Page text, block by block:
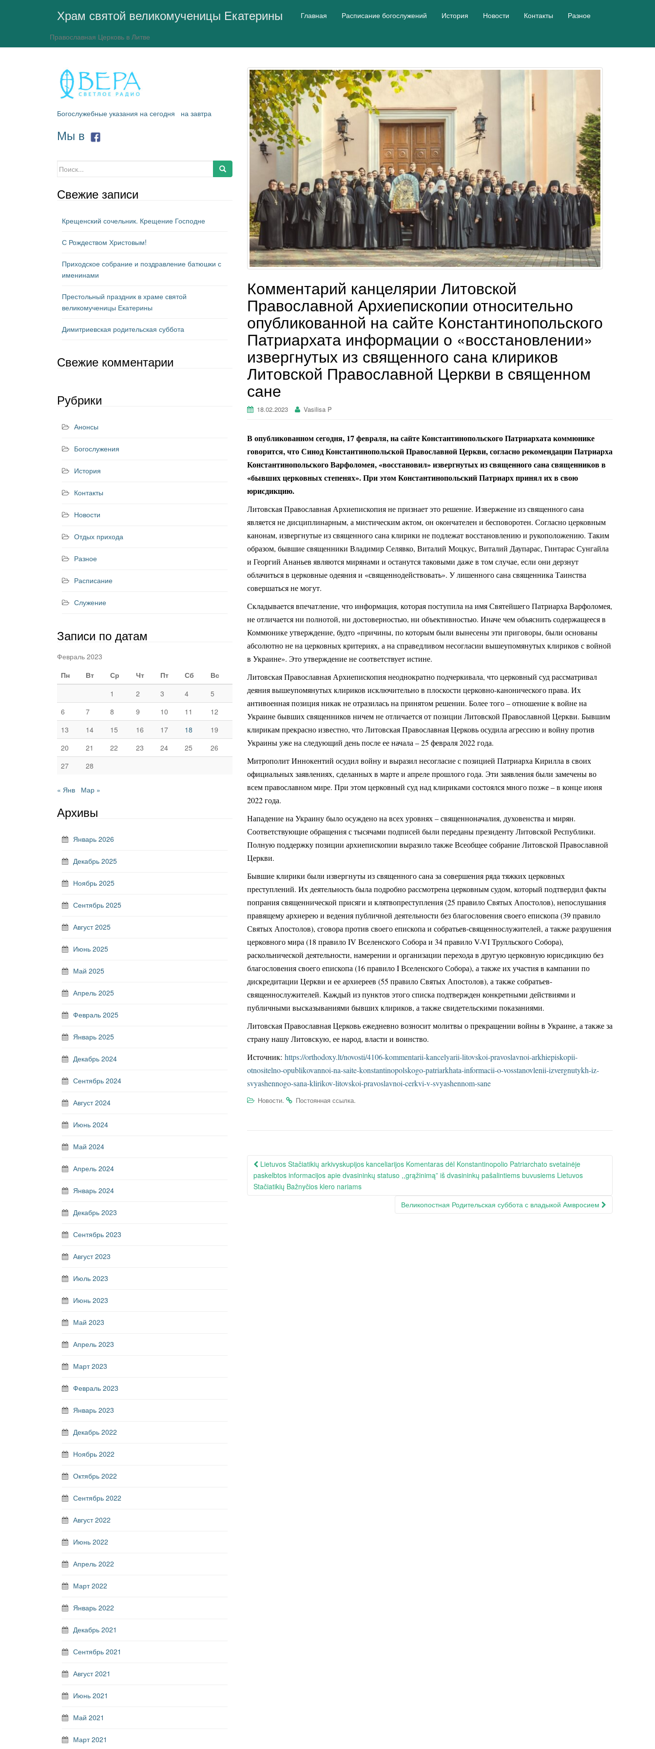
Храм святой великомученицы Екатерины
Православная Церковь в Литве
Главная Расписание богослужений История Новости Контакты Разное
Комментарий канцелярии Литовской
Православной Архиепископии относительно
опубликованной на сайте Константинопольского
Патриархата информации о «восстановлении»
извергнутых из священного сана клириков
Литовской Православной Церкви в священном
сане
18.02.2023 Vasilisa P
В опубликованном сегодня, 17 февраля, на сайте Константинопольского Патриархата коммюнике
говорится, что Синод Константинопольской Православной Церкви, согласно рекомендации Патриарха
Константинопольского Варфоломея, «восстановил» извергнутых из священного сана священников в
«бывших церковных степенях». При этом Константинопольский Патриарх принял их в свою
юрисдикцию.
Литовская Православная Архиепископия не признает это решение. Извержение из священного сана
является не дисциплинарным, а мистическим актом, он окончателен и бесповоротен. Согласно церковным
канонам, извергнутые из священного сана клирики не подлежат восстановлению и рукоположению. Таким
образом, бывшие священники Владимир Селявко, Виталий Моцкус, Виталий Даупарас, Гинтарас Сунгайла
и Георгий Ананьев являются мирянами и останутся таковыми даже в том случае, если они дерзнут
облачиться в церковные одеяния и «священнодействовать». У лишенного сана священника Таинства
совершаться не могут.
Складывается впечатление, что информация, которая поступила на имя Святейшего Патриарха Варфоломея,
не отличается ни полнотой, ни достоверностью, ни объективностью. Иначе чем объяснить содержащееся в
Коммюнике утверждение, будто «причины, по которым были вынесены эти приговоры, были основаны
абсолютно не на церковных критериях, а на справедливом несогласии вышеупомянутых клириков с войной
в Украине». Это утверждение не соответствует истине.
Литовская Православная Архиепископия неоднократно подчеркивала, что церковный суд рассматривал
деяния вышеупомянутых клириков исключительно в плоскости церковно-канонического права. Их
антивоенная позиция никак не отразилась на принятом решении. Более того – отношение к войне на
Украине бывших священников ничем не отличается от позиции Литовской Православной Церкви. Бывшим
клирикам прекрасно известно, что Литовская Православная Церковь осудила агрессию и войну против
Украины уже на следующий день после ее начала – 25 февраля 2022 года.
Митрополит Иннокентий осудил войну и выразил несогласие с позицией Патриарха Кирилла в своих
официальных заявлениях, сделанных в марте и апреле прошлого года. Эти заявления были замечены во
всем православном мире. При этом церковный суд над клириками состоялся много позже – в конце июня
2022 года.
Нападение на Украину было осуждено на всех уровнях – священноначалия, духовенства и мирян.
Соответствующие обращения с тысячами подписей были переданы президенту Литовской Республики.
Полную поддержку позиции архиепископии выразило также Всеобщее собрание Литовской Православной
Церкви.
Бывшие клирики были извергнуты из священного сана за совершения ряда тяжких церковных
преступлений. Их деятельность была подробно рассмотрена церковным судом, который подтвердил факты
попрания священнической присяги и клятвопреступления (25 правило Святых Апостолов), непослушания
правящему архиерею и ведения публичной деятельности без благословения своего епископа (39 правило
Святых Апостолов), сговора против своего епископа и собратьев-священнослужителей, а также разрушения
церковного мира (18 правило IV Вселенского Собора и 34 правило V-VI Трулльского Собора),
раскольнической деятельности, намерении и организации перехода в другую церковную юрисдикцию без
благословения своего епископа (16 правило I Вселенского Собора), а также их участия в кампании по
дискредитации Церкви и ее архиереев (55 правило Святых Апостолов), а также собратьев-
священнослужителей. Каждый из пунктов этого списка подтвержден конкретными действиями и
публичными высказываниями бывших клириков, а также свидетельскими показаниями.
Литовская Православная Церковь ежедневно возносит молитвы о прекращении войны в Украине, а также за
страну нашу Литовскую, ее народ, власти и воинство.
Источник: https://orthodoxy.lt/novosti/4106-kommentarii-kancelyarii-litovskoi-pravoslavnoi-arkhiepiskopii-
otnositelno-opublikovannoi-na-saite-konstantinopolskogo-patriarkhata-informacii-o-vosstanovlenii-izvergnutykh-iz-
svyashennogo-sana-klirikov-litovskoi-pravoslavnoi-cerkvi-v-svyashennom-sane
Новости. Постоянная ссылка.
Навигация
по
записям
Lietuvos Stačiatikių arkivyskupijos kanceliarijos Komentaras dėl Konstantinopolio Patriarchato svetainėje
paskelbtos informacijos apie dvasininkų statuso ,,grąžinimą” iš dvasininkų pašalintiems buvusiems Lietuvos
Stačiatikių Bažnyčios klero nariams
Великопостная Родительская суббота с владыкой Амвросием
Богослужебные указания на сегодня на завтра
Мы в
Искать:
Свежие записи
Крещенский сочельник. Крещение Господне
С Рождеством Христовым!
Приходское собрание и поздравление батюшки с
именинами
Престольный праздник в храме святой
великомученицы Екатерины
Димитриевская родительская суббота
Свежие комментарии
Рубрики
Анонсы
Богослужения
История
Контакты
Новости
Отдых прихода
Разное
Расписание
Служение
Записи по датам
Февраль 2023
Пн
Вт Ср Чт Пт Сб
Вс
1
2 3 4
5
6
7 8 9 10 11
12
13
14 15 16 17 18
19
20
21 22 23 24 25
26
27
28
« Янв Мар »
Архивы
Январь 2026
Декабрь 2025
Ноябрь 2025
Сентябрь 2025
Август 2025
Июнь 2025
Май 2025
Апрель 2025
Февраль 2025
Январь 2025
Декабрь 2024
Сентябрь 2024
Август 2024
Июнь 2024
Май 2024
Апрель 2024
Январь 2024
Декабрь 2023
Сентябрь 2023
Август 2023
Июль 2023
Июнь 2023
Май 2023
Апрель 2023
Март 2023
Февраль 2023
Январь 2023
Декабрь 2022
Ноябрь 2022
Октябрь 2022
Сентябрь 2022
Август 2022
Июнь 2022
Апрель 2022
Март 2022
Январь 2022
Декабрь 2021
Сентябрь 2021
Август 2021
Июнь 2021
Май 2021
Март 2021